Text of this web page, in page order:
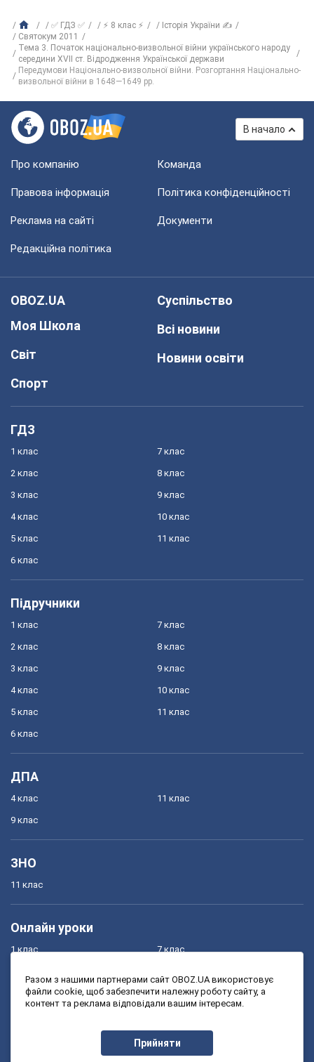
✅ ГДЗ ✅ ⚡ 8 клас ⚡
Історія України ✍
Святокум 2011
Тема 3. Початок національно-визвольної війни українського народу
середини XVІІ ст. Відродження Української держави
Передумови Національно-визвольної війни. Розгортання Національно-
визвольної війни в 1648—1649 рр.
В начало
Про компанію Команда
Правова інформація Політика конфіденційності
Реклама на сайті Документи
Редакційна політика
OBOZ.UA
Моя Школа
Світ
Спорт
Суспільство
Всі новини
Новини освіти
ГДЗ
1 клас
2 клас
3 клас
4 клас
5 клас
6 клас
7 клас
8 клас
9 клас
10 клас
11 клас
Підручники
1 клас
2 клас
3 клас
4 клас
5 клас
6 клас
7 клас
8 клас
9 клас
10 клас
11 клас
ДПА
4 клас
9 клас
11 клас
ЗНО
11 клас
Онлайн уроки
1 клас
3 клас
7 клас
9 клас
Разом з нашими партнерами сайт OBOZ.UA використовує
файли cookie, щоб забезпечити належну роботу сайту, а
контент та реклама відповідали вашим інтересам.
Прийняти